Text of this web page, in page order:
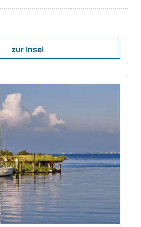
zur Insel